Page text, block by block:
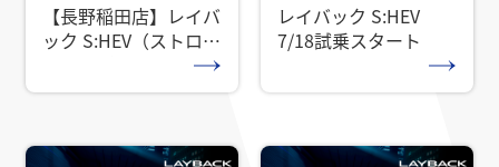
【長野稲田店】レイバ
ック S:HEV（ストロン
グハイブリッド）試乗
車登場
レイバック S:HEV
7/18試乗スタート